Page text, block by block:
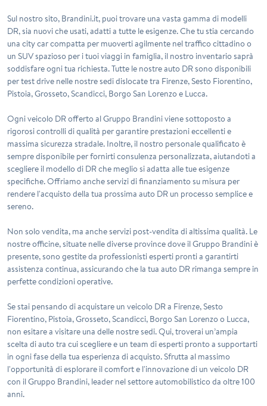
Sul nostro sito, Brandini.it, puoi trovare una vasta gamma di modelli
DR, sia nuovi che usati, adatti a tutte le esigenze. Che tu stia cercando
una city car compatta per muoverti agilmente nel traffico cittadino o
un SUV spazioso per i tuoi viaggi in famiglia, il nostro inventario saprà
soddisfare ogni tua richiesta. Tutte le nostre auto DRsono disponibili
per test drive nelle nostre sedi dislocate tra Firenze, Sesto Fiorentino,
Pistoia, Grosseto, Scandicci, Borgo San Lorenzo e Lucca.
Ogni veicolo DRofferto al Gruppo Brandini viene sottoposto a
rigorosi controlli di qualità per garantire prestazioni eccellenti e
massima sicurezza stradale. Inoltre, il nostro personale qualificato è
sempre disponibile per fornirti consulenza personalizzata, aiutandoti a
scegliere il modello di DRche meglio si adatta alle tue esigenze
specifiche. Offriamo anche servizi di finanziamento su misura per
rendere l'acquisto della tua prossima auto DR un processo semplice e
sereno.
Non solo vendita, ma anche servizi post-vendita di altissima qualità. Le
nostre officine, situate nelle diverse province dove il Gruppo Brandini è
presente, sono gestite da professionisti esperti pronti a garantirti
assistenza continua, assicurando che la tua auto DR rimanga sempre in
perfette condizioni operative.
Se stai pensando di acquistare un veicolo DRa Firenze, Sesto
Fiorentino, Pistoia, Grosseto, Scandicci, Borgo San Lorenzo o Lucca,
non esitare a visitare una delle nostre sedi. Qui, troverai un’ampia
scelta di auto tra cui scegliere e un team di esperti pronto a supportarti
in ogni fase della tua esperienza di acquisto. Sfrutta al massimo
l'opportunità di esplorare il comfort e l'innovazione di un veicolo DR
con il Gruppo Brandini, leader nel settore automobilistico da oltre 100
anni.